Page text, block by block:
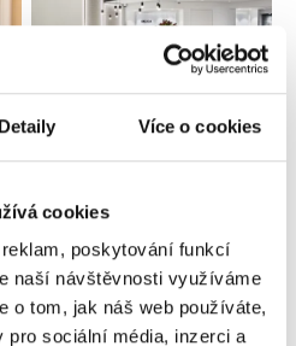
Detaily Více o cookies
cookies
poskytování funkcí
naší návštěvnosti využíváme
o tom, jak náš web používáte,
sociální média, inzerci a